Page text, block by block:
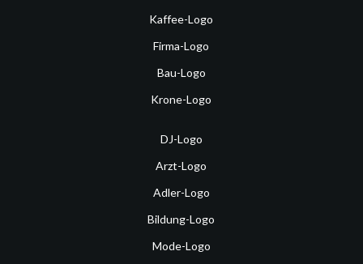
Kaffee-Logo
Firma-Logo
Bau-Logo
Krone-Logo
DJ-Logo
Arzt-Logo
Adler-Logo
Bildung-Logo
Mode-Logo